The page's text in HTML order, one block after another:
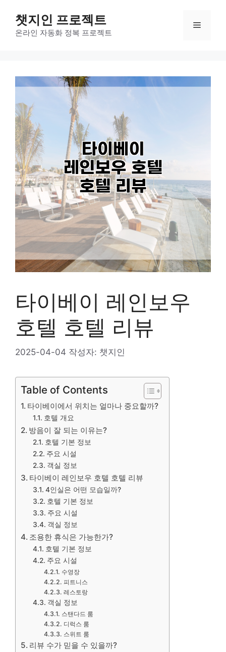
챗지인 프로젝트
온라인 자동화 정복 프로젝트
메
타이베이 레인보우
호텔 호텔 리뷰
2025-04-04 작성자: 챗지인
Table of Contents
타이베이에서 위치는 얼마나 중요할까?
호텔 개요
방음이 잘 되는 이유는?
호텔 기본 정보
주요 시설
객실 정보
타이베이 레인보우 호텔 호텔 리뷰
4인실은 어떤 모습일까?
호텔 기본 정보
주요 시설
객실 정보
조용한 휴식은 가능한가?
호텔 기본 정보
주요 시설
수영장
피트니스
레스토랑
객실 정보
스탠다드 룸
디럭스 룸
스위트 룸
리뷰 수가 믿을 수 있을까?